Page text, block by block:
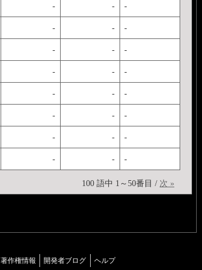
- - -
- - -
- - -
- - -
- - -
- - -
- - -
- - -
100 語中 1～50番目 / 次 »
著作権情報 開発者ブログ ヘルプ